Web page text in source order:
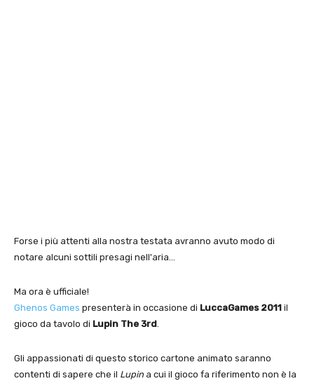
Forse i più attenti alla nostra testata avranno avuto modo di
notare alcuni sottili presagi nell'aria…
Ma ora è ufficiale!
Ghenos Games presenterà in occasione di LuccaGames 2011 il
gioco da tavolo di Lupin The 3rd.
Gli appassionati di questo storico cartone animato saranno
contenti di sapere che il Lupin a cui il gioco fa riferimento non è la